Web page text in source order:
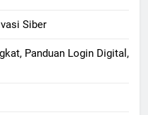
Siber
Panduan Login Digital,